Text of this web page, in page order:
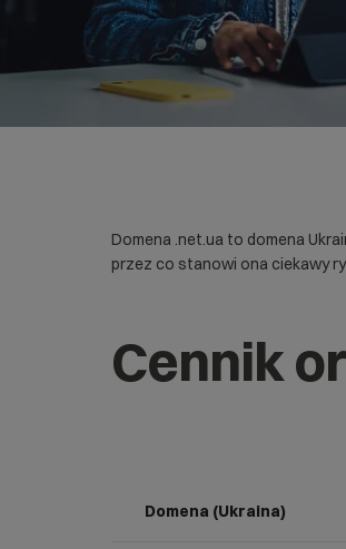
Domena .net.ua to domena
przez co stanowi ona ciekawy
Cennik
Domena (Ukraina)